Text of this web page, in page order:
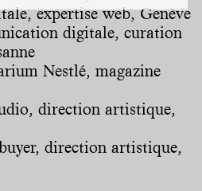
expertise web, Genève
digitale, curation
Nestlé, magazine
direction artistique,
direction artistique,